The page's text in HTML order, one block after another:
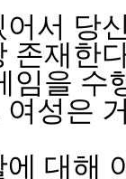
서 당
존재한
임을
성은
대해